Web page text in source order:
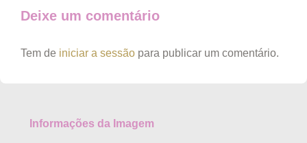
Deixe um comentário
Tem de iniciar a sessão para publicar um comentário.
Informações da Imagem